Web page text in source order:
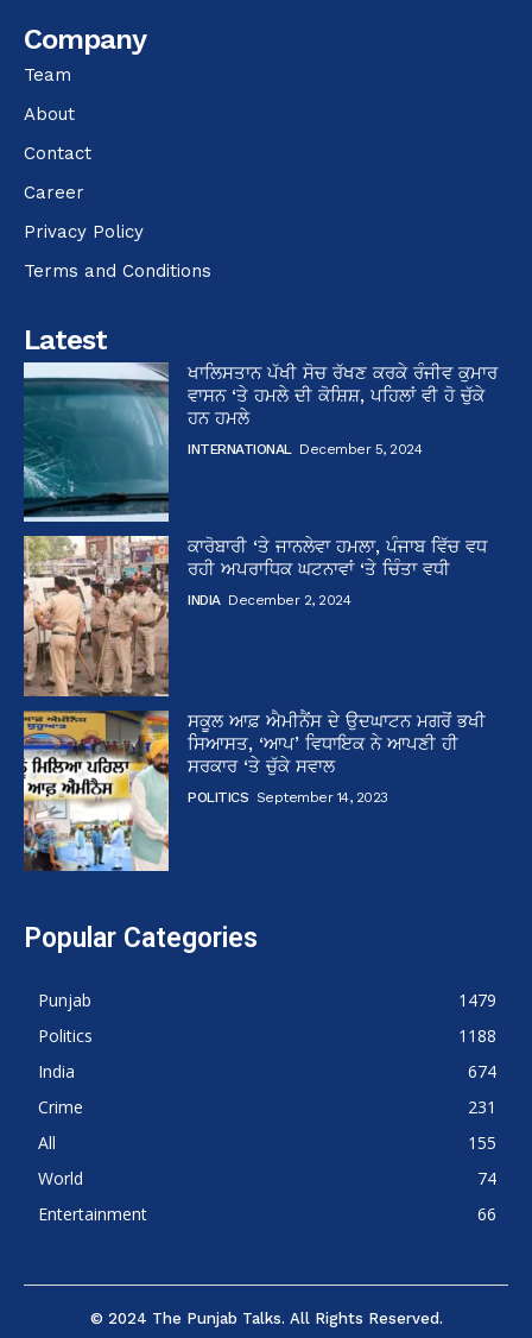
Company
Team
About
Contact
Career
Privacy Policy
Terms and Conditions
Latest
ਖਾਲਿਸਤਾਨ ਪੱਖੀ ਸੋਚ ਰੱਖਣ ਕਰਕੇ ਰੰਜੀਵ ਕੁਮਾਰ
ਵਾਸਨ ‘ਤੇ ਹਮਲੇ ਦੀ ਕੋਸ਼ਿਸ਼, ਪਹਿਲਾਂ ਵੀ ਹੋ ਚੁੱਕੇ
ਹਨ ਹਮਲੇ
INTERNATIONAL December 5, 2024
ਕਾਰੋਬਾਰੀ ‘ਤੇ ਜਾਨਲੇਵਾ ਹਮਲਾ, ਪੰਜਾਬ ਵਿੱਚ ਵਧ
ਰਹੀ ਅਪਰਾਧਿਕ ਘਟਨਾਵਾਂ ‘ਤੇ ਚਿੰਤਾ ਵਧੀ
INDIA December 2, 2024
ਸਕੂਲ ਆਫ਼ ਐਮੀਨੈਂਸ ਦੇ ਉਦਘਾਟਨ ਮਗਰੋਂ ਭਖੀ
ਸਿਆਸਤ, ‘ਆਪ’ ਵਿਧਾਇਕ ਨੇ ਆਪਣੀ ਹੀ
ਸਰਕਾਰ ‘ਤੇ ਚੁੱਕੇ ਸਵਾਲ
POLITICS September 14, 2023
Popular Categories
Punjab
1479
Politics
1188
India
674
Crime
231
All
155
World
74
Entertainment
66
© 2024 The Punjab Talks. All Rights Reserved.